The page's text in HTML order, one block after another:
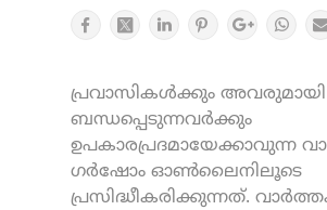
പ്രവാസികൾക്കും അവരുമായി
ബന്ധപ്പെടുന്നവർക്കും
ഉപകാരപ്രദമായേക്കാവുന്ന
ഗർഷോം ഓൺലൈനിലൂടെ
പ്രസിദ്ധീകരിക്കുന്നത്.